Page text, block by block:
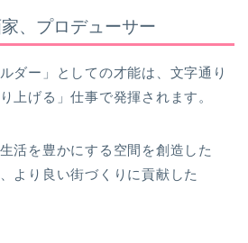
、プロデューサー
ダー」としての才能は、文字通り
上げる」仕事で発揮されます。
活を豊かにする空間を創造した
より良い街づくりに貢献した